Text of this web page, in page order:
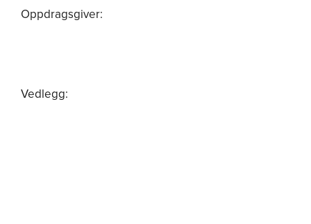
Oppdragsgiver:
Vedlegg: